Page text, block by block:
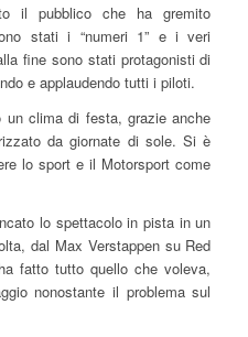
il pubblico che ha gremito
stati i “numeri 1” e i veri
fine sono stati protagonisti di
e applaudendo tutti i piloti.
clima di festa, grazie anche
da giornate di sole. Si è
lo sport e il Motorsport come
lo spettacolo in pista in un
dal Max Verstappen su Red
fatto tutto quello che voleva,
nonostante il problema sul